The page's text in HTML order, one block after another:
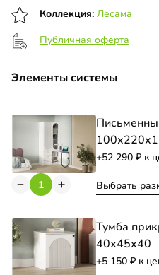
Коллекция: Лесама
Публичная оферта
Элементы системы
+52 290 к
Выбрать
Тумба
40х45х40
+5 150 к